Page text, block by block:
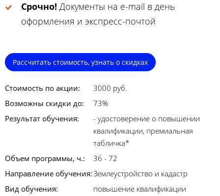
Срочно! Документы на e-mail в день
оформления и экспресс-почтой
Рассчитать стоимость, узнать о скидках
Стоимость по акции:
3000 руб.
Возможны скидки до:
73%
Результат обучения:
- удостоверение о повышении
квалификации, премиальная
табличка*
Объем программы, ч.:
36 - 72
Направление обучения:Землеустройство и кадастр
Вид обучения:
повышение квалификации